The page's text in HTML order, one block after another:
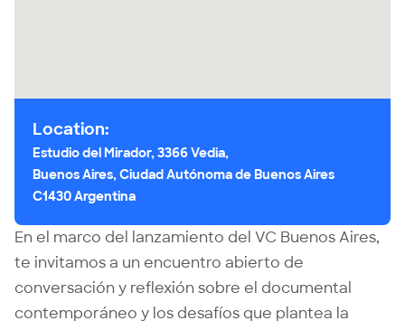
En el marco del lanzamiento del VC Buenos Aires,
te invitamos a un encuentro abierto de
conversación y reflexión sobre el documental
contemporáneo y los desafíos que plantea la
Location:
Estudio del Mirador, 3366 Vedia,
Buenos Aires, Ciudad Autónoma de Buenos Aires
C1430 Argentina